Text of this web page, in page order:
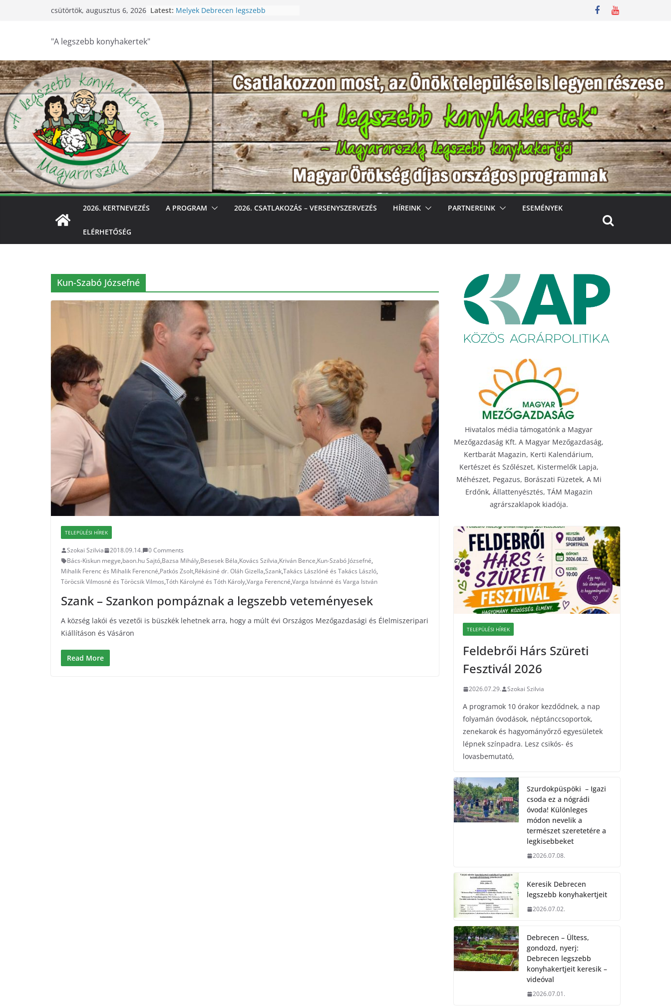
csütörtök, augusztus 6, 2026 Latest: Melyek Debrecen legszebb
nógrádi óvoda! Különleges módon
nevelik a természet szeretetére a
legkisebbeket
Keresik Debrecen legszebb
konyhakertjeit
Debrecen – Ültess, gondozd, nyerj:
Debrecen legszebb konyhakertjeit
keresik – videóval
"A legszebb konyhakertek"
2026. KERTNEVEZÉS A PROGRAM 2026. CSATLAKOZÁS – VERSENYSZERVEZÉS HÍREINK PARTNEREINK ESEMÉNYEK
ELÉRHETŐSÉG
Kun-Szabó Józsefné
TELEPÜLÉSI HÍREK
Szokai Szilvia 2018.09.14.
0 Comments
Bács-Kiskun megye,baon.hu Sajtó,Bazsa Mihály,Besesek Béla,Kovács Szilvia,Kriván Bence,Kun-Szabó Józsefné,
Mihalik Ferenc és Mihalik Ferencné,Patkós Zsolt,Rékásiné dr. Oláh Gizella,Szank,Takács Lászlóné és Takács László,
Töröcsik Vilmosné és Töröcsik Vilmos,Tóth Károlyné és Tóth Károly,Varga Ferencné,Varga Istvánné és Varga István
Szank – Szankon pompáznak a legszebb veteményesek
A község lakói és vezetői is büszkék lehetnek arra, hogy a múlt évi Országos Mezőgazdasági és Élelmiszeripari
Kiállításon és Vásáron
Read More
Hivatalos média támogatónk a Magyar
Mezőgazdaság Kft. A Magyar Mezőgazdaság,
Kertbarát Magazin, Kerti Kalendárium,
Kertészet és Szőlészet, Kistermelők Lapja,
Méhészet, Pegazus, Borászati Füzetek, A Mi
Erdőnk, Állattenyésztés, TÁM Magazin
agrárszaklapok kiadója.
TELEPÜLÉSI HÍREK
Feldebrői Hárs Szüreti
Fesztivál 2026
2026.07.29. Szokai Szilvia
A programok 10 órakor kezdődnek, a nap
folyamán óvodások, néptánccsoportok,
zenekarok és hagyományőrző egyesületek
lépnek színpadra. Lesz csikós- és
lovasbemutató,
Szurdokpüspöki – Igazi
csoda ez a nógrádi
óvoda! Különleges
módon nevelik a
természet szeretetére a
legkisebbeket
2026.07.08.
Keresik Debrecen
legszebb konyhakertjeit
2026.07.02.
Debrecen – Ültess,
gondozd, nyerj:
Debrecen legszebb
konyhakertjeit keresik –
videóval
2026.07.01.